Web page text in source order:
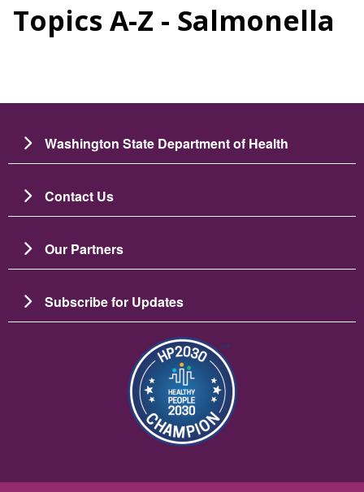
Topics A-Z - Salmonella
Washington State Department of Health
Contact Us
Our Partners
Subscribe for Updates
Imagine